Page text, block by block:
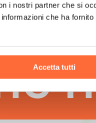
i nostri partner che si
che ha fornito
Accetta tutti